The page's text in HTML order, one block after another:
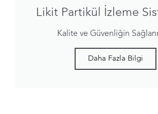
Likit Partikül İzleme
Kalite ve Güvenliğin
Daha Fazla Bilgi